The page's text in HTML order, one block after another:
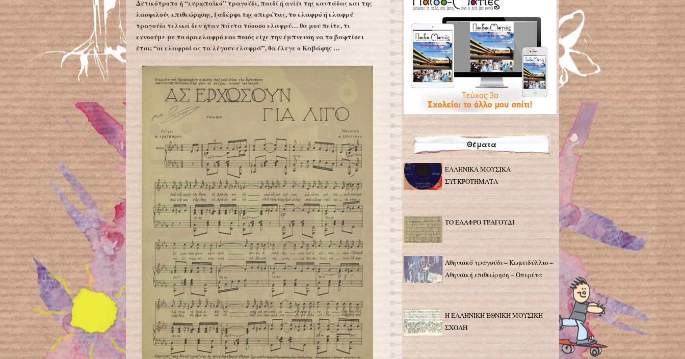
Δυτικότροπο ή “ευρωπαϊκό” τραγούδι, παιδί ή ανίψι της καντάδας και της
λαοφιλούς επιθεώρησης, ξαδέρφι της οπερέτας, το ελαφρό ή ελαφρύ
τραγούδι τελικά δεν ήταν πάντα τόοοσο ελαφρύ… θα μου πείτε, τι
εννοούμε με το όρο ελαφρό και ποιός είχε την έμπνευση να το βαφτίσει
έτσι; “οι ελαφροί ας τα λέγουν ελαφρά”, θα έλεγε ο Καβάφης …
Θέματα
ΕΛΛΗΝΙΚΑ ΜΟΥΣΙΚΑ
ΣΥΓΚΡΟΤΗΜΑΤΑ
ΤΟ ΕΛΑΦΡΟ ΤΡΑΓΟΥΔΙ
Αθηναϊκό τραγούδι – Κωμειδύλλιο –
Αθηναϊκή επιθεώρηση – Οπερέτα
Η ΕΛΛΗΝΙΚΗ ΕΘΝΙΚΗ ΜΟΥΣΙΚΗ
ΣΧΟΛΗ